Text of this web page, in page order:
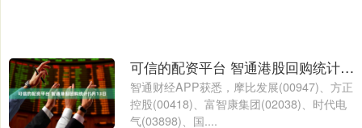
可信的配资平台 智通港股回购统计|5月13日
智通财经APP获悉，摩比发展(00947)、方正
控股(00418)、富智康集团(02038)、时代电
气(03898)、国....